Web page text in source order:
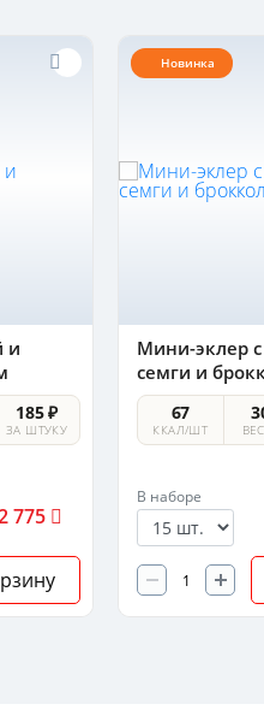
и
185 ₽
ЗА ШТУКУ
775
Новинка
Мини-эклер
семги и
67
ККАЛ/ШТ
В наборе